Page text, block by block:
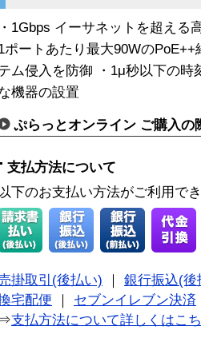
・1Gbps イーサネットを超え
ポートあたり最大90Wの
ム侵入を防御 ・1μ秒以下の時
機器の設置
ぷらっとオンライン ご購入の
支払方法について
下のお支払い方法がご利用で
掛取引(後払い)
銀行振込(後
宅配便
セブンイレブン決済
⇒支払方法について詳しくはこ